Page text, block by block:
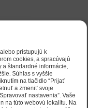
pristupujú k
cookies, a spracúvajú
a štandardné informácie,
Súhlas s vyššie
na tlačidlo “Prijať
a zmeniť svoje
nastavenia”. Vaše
na túto webovú lokalitu. Na